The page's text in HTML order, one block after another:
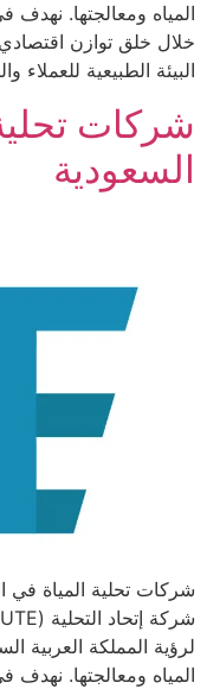
خلال خلق توازن
البيئة الطبيعية
شركات
السعودية